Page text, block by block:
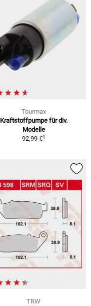
Tourmax
Kraftstoffpumpe für div.
Modelle
92,99 €1
TRW